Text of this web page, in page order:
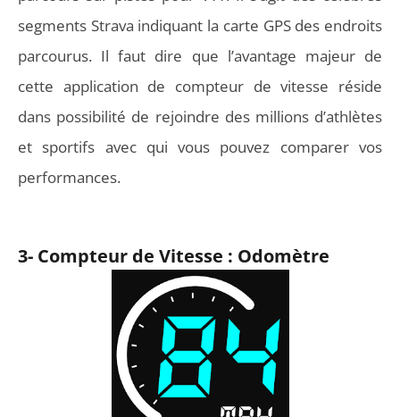
segments Strava indiquant la carte GPS des endroits
parcourus. Il faut dire que l’avantage majeur de
cette application de compteur de vitesse réside
dans possibilité de rejoindre des millions d’athlètes
et sportifs avec qui vous pouvez comparer vos
performances.
3- Compteur de Vitesse : Odomètre